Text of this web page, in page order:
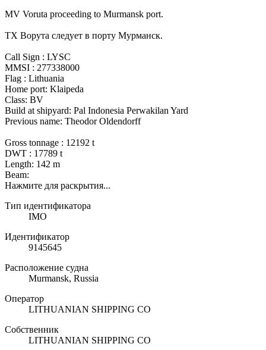
MV Voruta proceeding to Murmansk port.
ТХ Ворута следует в порту Мурманск.
Call Sign : LYSC
MMSI : 277338000
Flag : Lithuania
Home port: Klaipeda
Class: BV
Build at shipyard: Pal Indonesia Perwakilan Yard
Previous name: Theodor Oldendorff
Gross tonnage : 12192 t
DWT : 17789 t
Length: 142 m
Beam:
Нажмите для раскрытия...
Тип идентификатора
IMO
Идентификатор
9145645
Расположение судна
Murmansk, Russia
Оператор
LITHUANIAN SHIPPING CO
Собственник
LITHUANIAN SHIPPING CO